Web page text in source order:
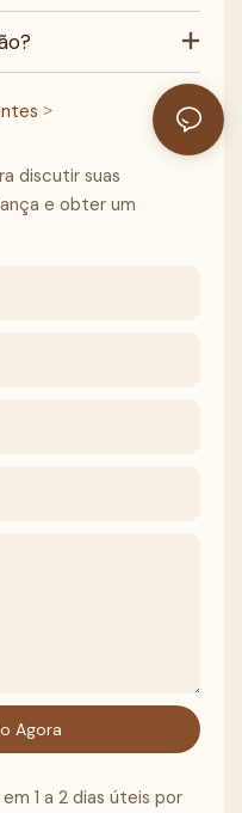
>
discutir suas
e obter um
Agora
1 a 2 dias úteis por